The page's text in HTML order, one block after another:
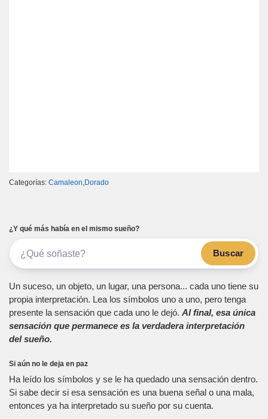
Categorías: Camaleon,Dorado
¿Y qué más había en el mismo sueño?
Buscar
Un suceso, un objeto, un lugar, una persona... cada uno tiene su
propia interpretación. Lea los símbolos uno a uno, pero tenga
presente la sensación que cada uno le dejó. Al final, esa única
sensación que permanece es la verdadera interpretación
del sueño.
Si aún no le deja en paz
Ha leído los símbolos y se le ha quedado una sensación dentro.
Si sabe decir si esa sensación es una buena señal o una mala,
entonces ya ha interpretado su sueño por su cuenta.